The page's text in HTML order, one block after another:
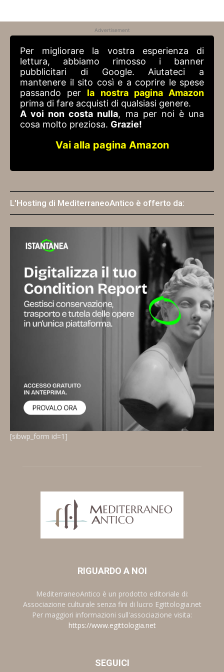
Advertisement
Per migliorare la vostra esperienza di
lettura, abbiamo rimosso i banner
pubblicitari di Google. Aiutateci a
mantenere il sito così e a coprire le spese
passando per la nostra pagina Amazon
prima di fare acquisti di qualsiasi genere.
A voi non costa nulla, ma per noi è una
cosa molto preziosa. Grazie!
Vai alla pagina Amazon
L'Hosting di MediterraneoAntico è offerto da:
[sibwp_form id=1]
RIGUARDO A NOI
MediterraneoAntico è un prodotto editoriale di:
Associazione culturale senza fini di lucro Egittologia.net
Per maggiori informazioni sull'associazione visita:
https://www.egittologia.net
SEGUICI